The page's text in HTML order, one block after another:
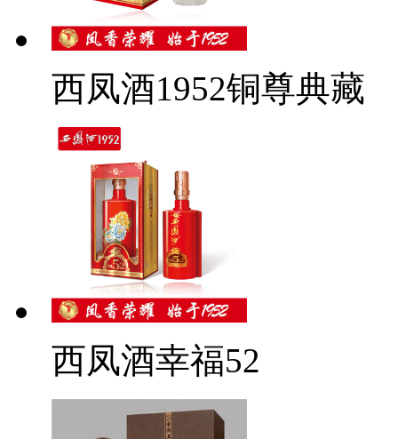
西凤酒1952铜尊典藏
西凤酒幸福52